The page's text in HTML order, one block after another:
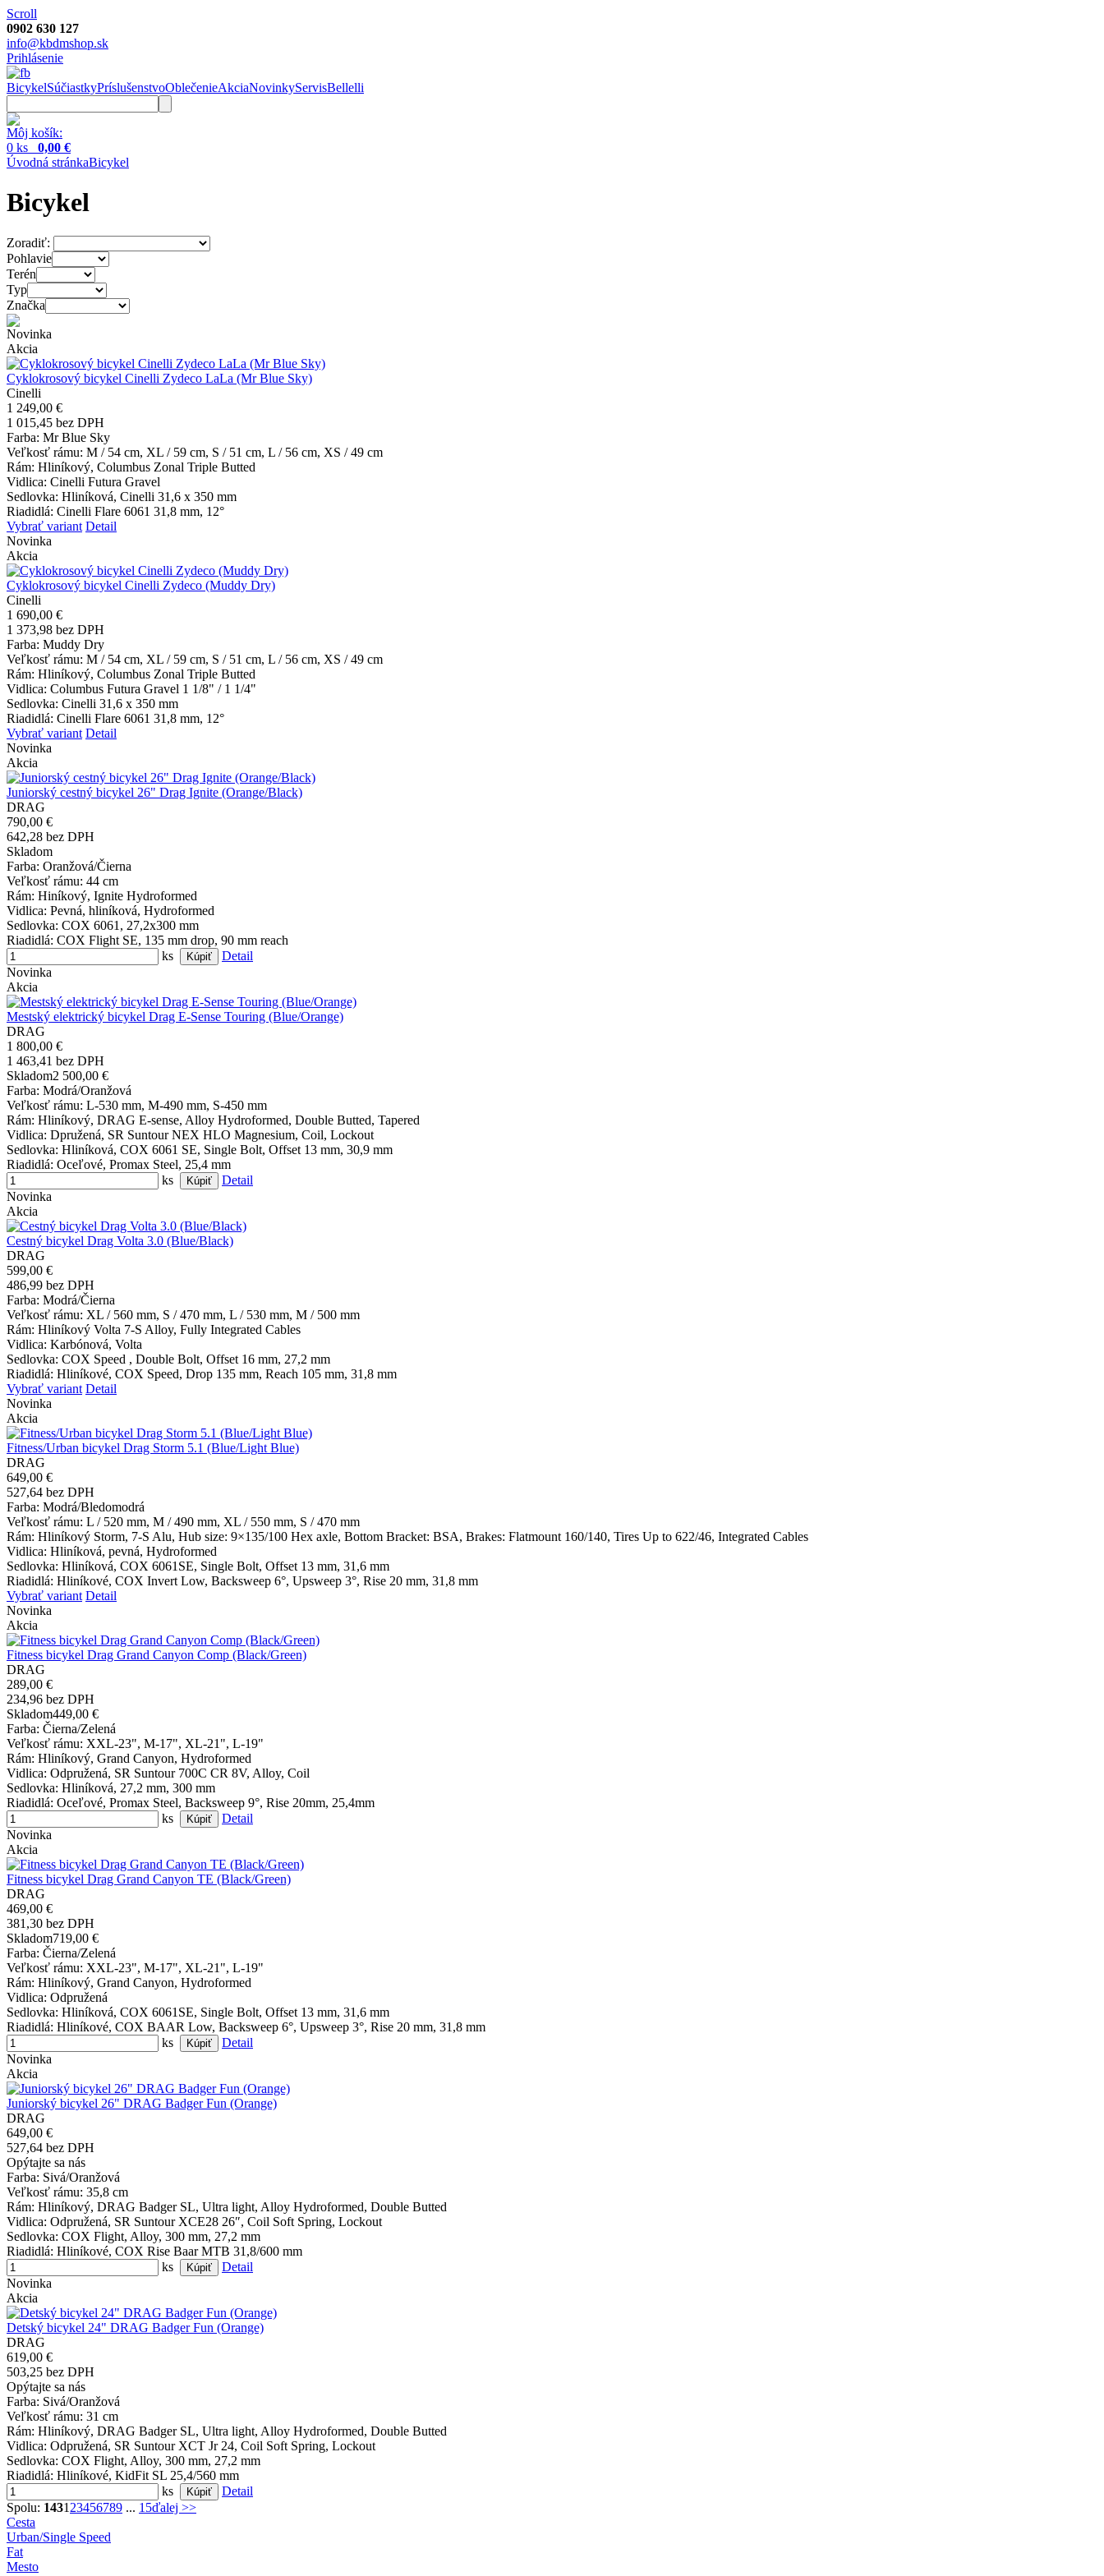
Scroll
0902 630 127
info@kbdmshop.sk
Prihlásenie
BicykelSúčiastkyPríslušenstvoOblečenieAkciaNovinkyServisBellelli
Môj košík:
0 ks 0,00 €
Úvodná stránkaBicykel
Bicykel
Zoradiť:
Pohlavie
Terén
Typ
Značka
Novinka
Akcia
Cyklokrosový bicykel Cinelli Zydeco LaLa (Mr Blue Sky)
Cinelli
1 249,00 €
1 015,45 bez DPH
Farba: Mr Blue Sky
Veľkosť rámu: M / 54 cm, XL / 59 cm, S / 51 cm, L / 56 cm, XS / 49 cm
Rám: Hliníkový, Columbus Zonal Triple Butted
Vidlica: Cinelli Futura Gravel
Sedlovka: Hliníková, Cinelli 31,6 x 350 mm
Riadidlá: Cinelli Flare 6061 31,8 mm, 12°
Vybrať variant Detail
Novinka
Akcia
Cyklokrosový bicykel Cinelli Zydeco (Muddy Dry)
Cinelli
1 690,00 €
1 373,98 bez DPH
Farba: Muddy Dry
Veľkosť rámu: M / 54 cm, XL / 59 cm, S / 51 cm, L / 56 cm, XS / 49 cm
Rám: Hliníkový, Columbus Zonal Triple Butted
Vidlica: Columbus Futura Gravel 1 1/8" / 1 1/4"
Sedlovka: Cinelli 31,6 x 350 mm
Riadidlá: Cinelli Flare 6061 31,8 mm, 12°
Vybrať variant Detail
Novinka
Akcia
Juniorský cestný bicykel 26" Drag Ignite (Orange/Black)
DRAG
790,00 €
642,28 bez DPH
Skladom
Farba: Oranžová/Čierna
Veľkosť rámu: 44 cm
Rám: Hiníkový, Ignite Hydroformed
Vidlica: Pevná, hliníková, Hydroformed
Sedlovka: COX 6061, 27,2x300 mm
Riadidlá: COX Flight SE, 135 mm drop, 90 mm reach
ks
Detail
Novinka
Akcia
Mestský elektrický bicykel Drag E-Sense Touring (Blue/Orange)
DRAG
1 800,00 €
1 463,41 bez DPH
Skladom2 500,00 €
Farba: Modrá/Oranžová
Veľkosť rámu: L-530 mm, M-490 mm, S-450 mm
Rám: Hliníkový, DRAG E-sense, Alloy Hydroformed, Double Butted, Tapered
Vidlica: Dpružená, SR Suntour NEX HLO Magnesium, Coil, Lockout
Sedlovka: Hliníková, COX 6061 SE, Single Bolt, Offset 13 mm, 30,9 mm
Riadidlá: Oceľové, Promax Steel, 25,4 mm
ks
Detail
Novinka
Akcia
Cestný bicykel Drag Volta 3.0 (Blue/Black)
DRAG
599,00 €
486,99 bez DPH
Farba: Modrá/Čierna
Veľkosť rámu: XL / 560 mm, S / 470 mm, L / 530 mm, M / 500 mm
Rám: Hliníkový Volta 7-S Alloy, Fully Integrated Cables
Vidlica: Karbónová, Volta
Sedlovka: COX Speed , Double Bolt, Offset 16 mm, 27,2 mm
Riadidlá: Hliníkové, COX Speed, Drop 135 mm, Reach 105 mm, 31,8 mm
Vybrať variant Detail
Novinka
Akcia
Fitness/Urban bicykel Drag Storm 5.1 (Blue/Light Blue)
DRAG
649,00 €
527,64 bez DPH
Farba: Modrá/Bledomodrá
Veľkosť rámu: L / 520 mm, M / 490 mm, XL / 550 mm, S / 470 mm
Rám: Hliníkový Storm, 7-S Alu, Hub size: 9×135/100 Hex axle, Bottom Bracket: BSA, Brakes: Flatmount 160/140, Tires Up to 622/46, Integrated Cables
Vidlica: Hliníková, pevná, Hydroformed
Sedlovka: Hliníková, COX 6061SE, Single Bolt, Offset 13 mm, 31,6 mm
Riadidlá: Hliníkové, COX Invert Low, Backsweep 6°, Upsweep 3°, Rise 20 mm, 31,8 mm
Vybrať variant Detail
Novinka
Akcia
Fitness bicykel Drag Grand Canyon Comp (Black/Green)
DRAG
289,00 €
234,96 bez DPH
Skladom449,00 €
Farba: Čierna/Zelená
Veľkosť rámu: XXL-23", M-17", XL-21", L-19"
Rám: Hliníkový, Grand Canyon, Hydroformed
Vidlica: Odpružená, SR Suntour 700C CR 8V, Alloy, Coil
Sedlovka: Hliníková, 27,2 mm, 300 mm
Riadidlá: Oceľové, Promax Steel, Backsweep 9°, Rise 20mm, 25,4mm
ks
Detail
Novinka
Akcia
Fitness bicykel Drag Grand Canyon TE (Black/Green)
DRAG
469,00 €
381,30 bez DPH
Skladom719,00 €
Farba: Čierna/Zelená
Veľkosť rámu: XXL-23", M-17", XL-21", L-19"
Rám: Hliníkový, Grand Canyon, Hydroformed
Vidlica: Odpružená
Sedlovka: Hliníková, COX 6061SE, Single Bolt, Offset 13 mm, 31,6 mm
Riadidlá: Hliníkové, COX BAAR Low, Backsweep 6°, Upsweep 3°, Rise 20 mm, 31,8 mm
ks
Detail
Novinka
Akcia
Juniorský bicykel 26" DRAG Badger Fun (Orange)
DRAG
649,00 €
527,64 bez DPH
Opýtajte sa nás
Farba: Sivá/Oranžová
Veľkosť rámu: 35,8 cm
Rám: Hliníkový, DRAG Badger SL, Ultra light, Alloy Hydroformed, Double Butted
Vidlica: Odpružená, SR Suntour XCE28 26″, Coil Soft Spring, Lockout
Sedlovka: COX Flight, Alloy, 300 mm, 27,2 mm
Riadidlá: Hliníkové, COX Rise Baar MTB 31,8/600 mm
ks
Detail
Novinka
Akcia
Detský bicykel 24" DRAG Badger Fun (Orange)
DRAG
619,00 €
503,25 bez DPH
Opýtajte sa nás
Farba: Sivá/Oranžová
Veľkosť rámu: 31 cm
Rám: Hliníkový, DRAG Badger SL, Ultra light, Alloy Hydroformed, Double Butted
Vidlica: Odpružená, SR Suntour XCT Jr 24, Coil Soft Spring, Lockout
Sedlovka: COX Flight, Alloy, 300 mm, 27,2 mm
Riadidlá: Hliníkové, KidFit SL 25,4/560 mm
ks
Detail
Spolu: 1431 23456789 ... 15ďalej >>
Cesta
Urban/Single Speed
Fat
Mesto